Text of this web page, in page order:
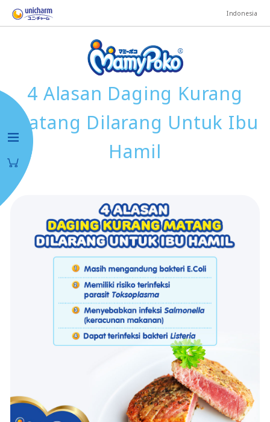
Indonesia
4 Alasan Daging Kurang
Matang Dilarang Untuk Ibu
Hamil